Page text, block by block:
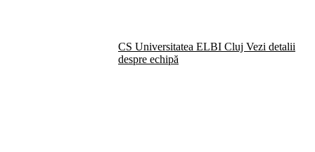
CS Universitatea ELBI Cluj Vezi detalii
despre echipă